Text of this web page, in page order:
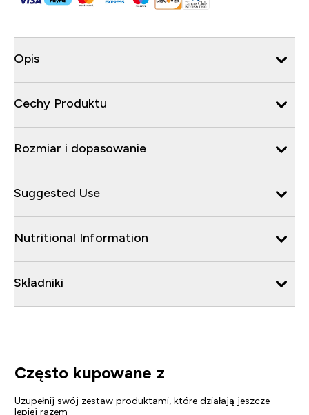
Opis
Cechy Produktu
Rozmiar i dopasowanie
Suggested Use
Nutritional Information
Składniki
Często kupowane z
Uzupełnij swój zestaw produktami, które działają jeszcze
lepiej razem